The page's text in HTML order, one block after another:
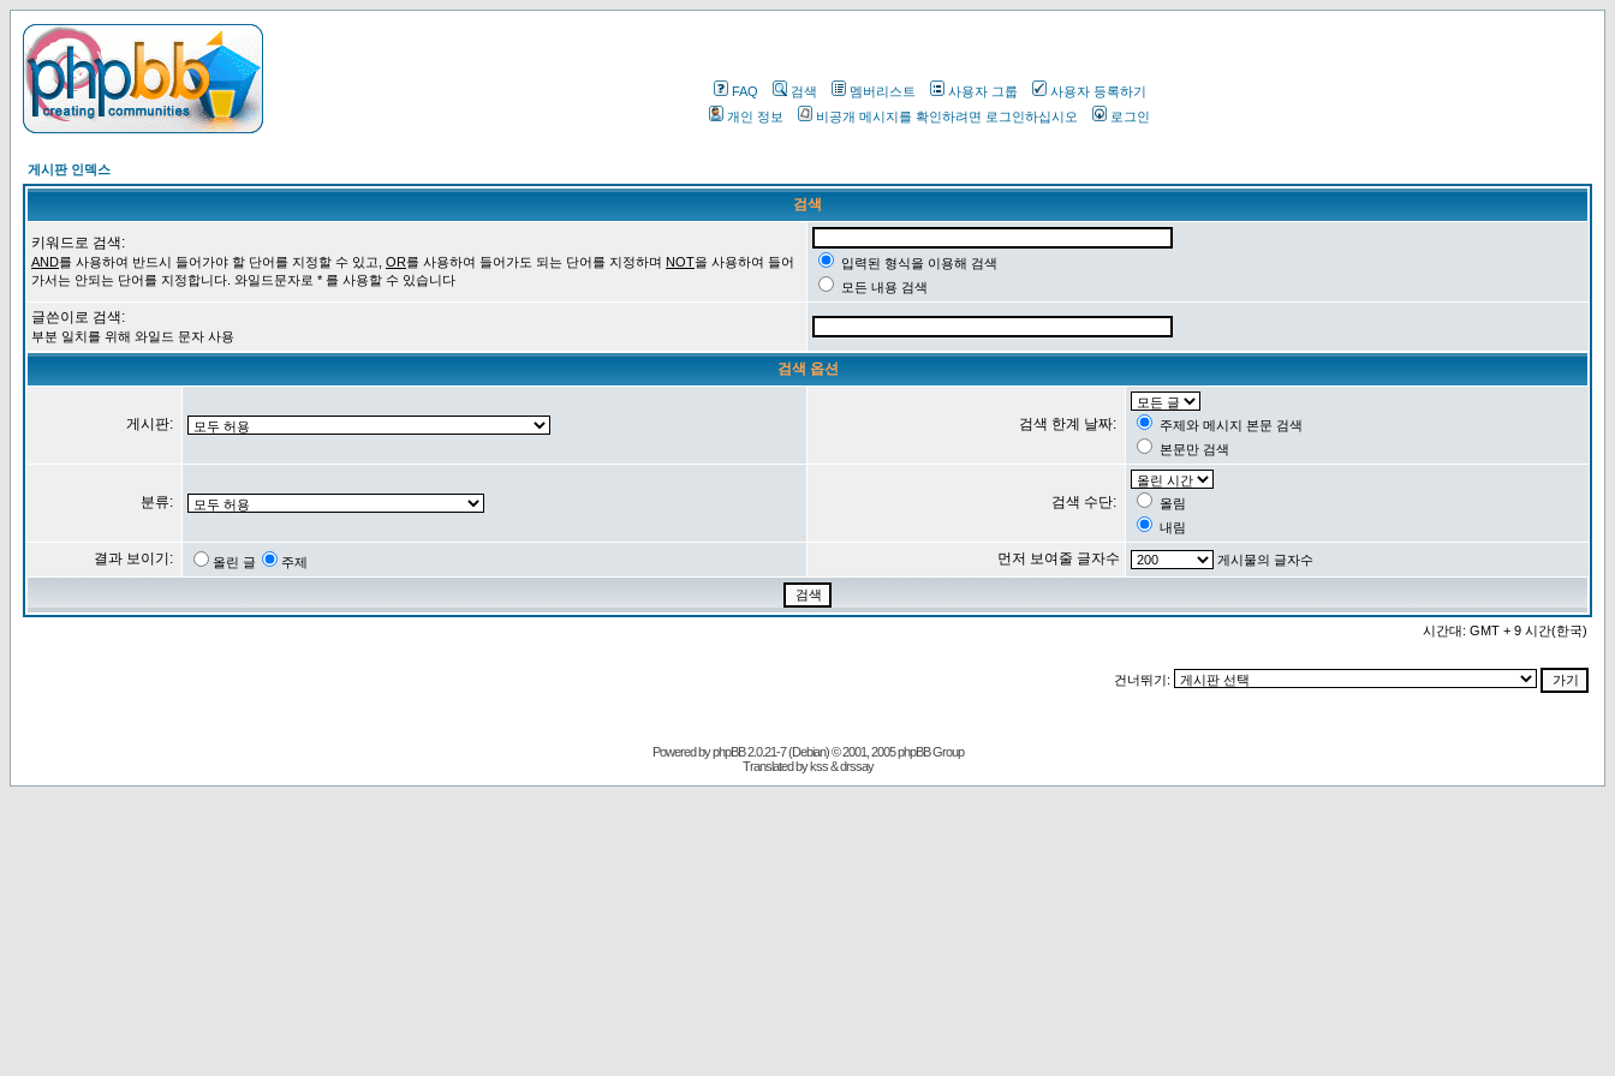
FAQ 검색 멤버리스트 사용자 그룹
사용자 등록하기
개인 정보
비공개 메시지를 확인하려면 로그인하십시오 로그인
게시판 인덱스
검색
키워드로 검색:
AND를 사용하여 반드시 들어가야 할 단어를 지정할 수 있고, OR를 사용하여 들어가도 되는 단어를 지정하며 NOT을 사용하여 들어
가서는 안되는 단어를 지정합니다. 와일드문자로 * 를 사용할 수 있습니다
입력된 형식을 이용해 검색
모든 내용 검색
글쓴이로 검색:
부분 일치를 위해 와일드 문자 사용
검색 옵션
게시판: 검색 한계 날짜:
주제와 메시지 본문 검색
본문만 검색
분류: 검색 수단:
올림
내림
결과 보이기: 올린 글 주제 먼저 보여줄 글자수 게시물의 글자수
시간대: GMT + 9 시간(한국)
건너뛰기:
Powered byphpBB2.0.21-7 (Debian) © 2001, 2005 phpBB Group
Translated by kss & drssay